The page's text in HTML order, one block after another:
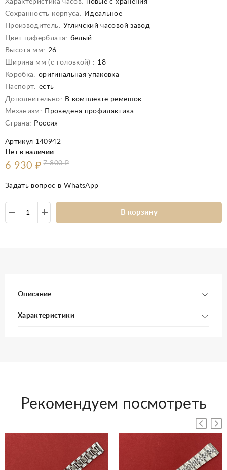
Характеристика часов: новые с хранения
Сохранность корпуса: Идеальное
Производитель: Угличский часовой завод
Цвет циферблата: белый
Высота мм: 26
Ширина мм (с головкой) : 18
Коробка: оригинальная упаковка
Паспорт: есть
Дополнительно: В комплекте ремешок
Механизм:
Проведена профилактика
Страна: Россия
Артикул 140942
Нет в наличии
6 930₽ 7 800₽
Задать вопрос в WhatsApp
В корзину
Описание
Характеристики
Рекомендуем посмотреть